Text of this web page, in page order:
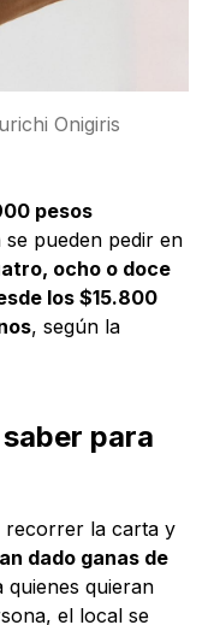
Onigiris
pesos
pueden pedir en
ocho o doce
los $15.800
, según la
para
recorrer la carta y
dado ganas de
quienes quieran
el local se